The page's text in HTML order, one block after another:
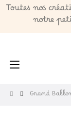
Toutes nos
notre
Basculer
la
☰
Grand